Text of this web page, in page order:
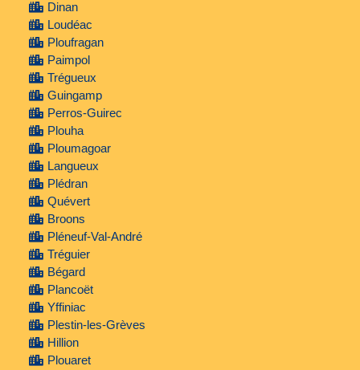
Dinan
Loudéac
Ploufragan
Paimpol
Trégueux
Guingamp
Perros-Guirec
Plouha
Ploumagoar
Langueux
Plédran
Quévert
Broons
Pléneuf-Val-André
Tréguier
Bégard
Plancoët
Yffiniac
Plestin-les-Grèves
Hillion
Plouaret